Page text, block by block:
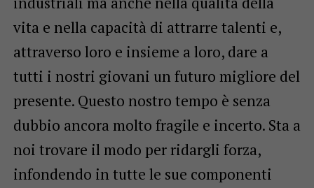
vita e nella capacità di attrarre talenti e,
attraverso loro e insieme a loro, dare a
tutti i nostri giovani un futuro migliore del
presente. Questo nostro tempo è senza
dubbio ancora molto fragile e incerto. Sta a
noi trovare il modo per ridargli forza,
infondendo in tutte le sue componenti